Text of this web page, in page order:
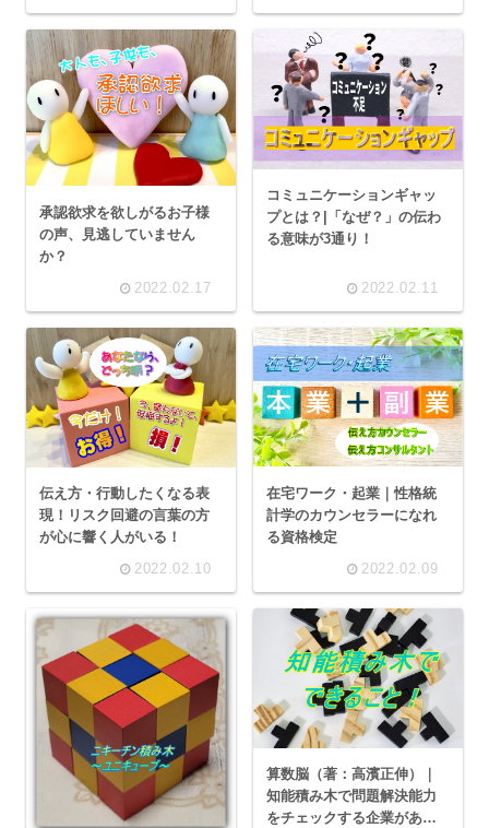
承認欲求を欲しがるお子様
の声、見逃していません
か？
2022.02.17
コミュニケーションギャッ
プとは？|「なぜ？」の伝わ
る意味が3通り！
2022.02.11
伝え方・行動したくなる表
現！リスク回避の言葉の方
が心に響く人がいる！
2022.02.10
在宅ワーク・起業｜性格統
計学のカウンセラーになれ
る資格検定
2022.02.09
算数脳（著：高濱正伸）｜
知能積み木で問題解決能力
をチェックする企業があ